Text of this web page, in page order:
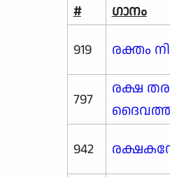
# ഗാനം
919
രക്തം
797
രക്ഷ
942